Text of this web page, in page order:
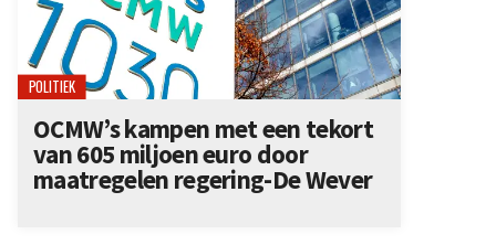
POLITIEK
OCMW’s kampen met een tekort
van 605 miljoen euro door
maatregelen regering-De Wever